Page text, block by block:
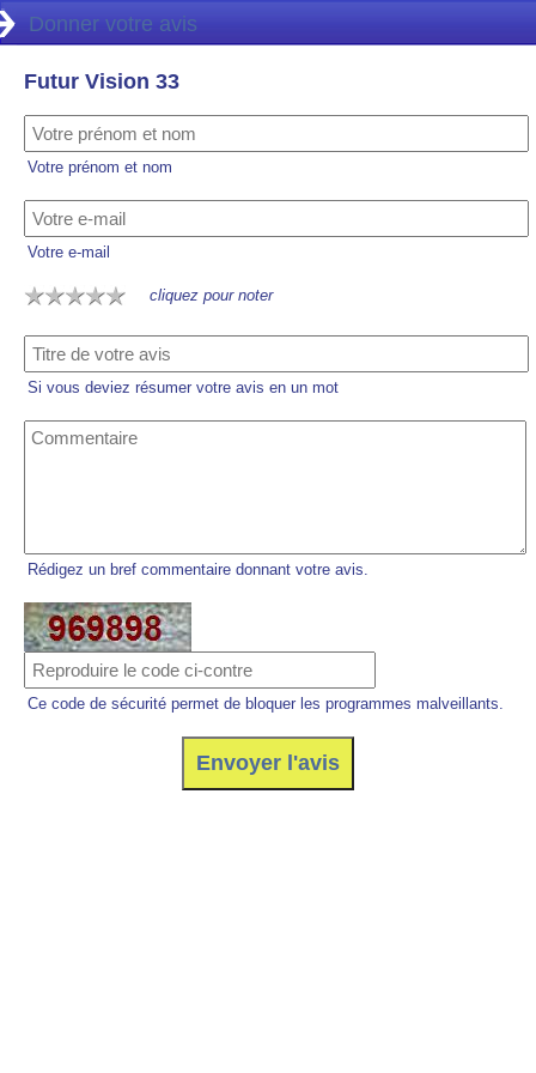
Donner votre avis
Futur Vision 33
Votre prénom et nom
Votre e-mail
cliquez pour noter
Si vous deviez résumer votre avis en un mot
Rédigez un bref commentaire donnant votre avis.
Ce code de sécurité permet de bloquer les programmes malveillants.